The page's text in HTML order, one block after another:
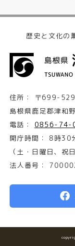
歴史と文化の
住所：
〒699-
島根県鹿足郡津和
電話：
0856-74-
開庁時間：
8時30
（土・日曜日、祝
法人番号：